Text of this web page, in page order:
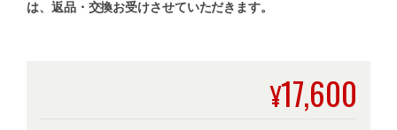
は、返品・交換お受けさせていただきます。
¥17,600